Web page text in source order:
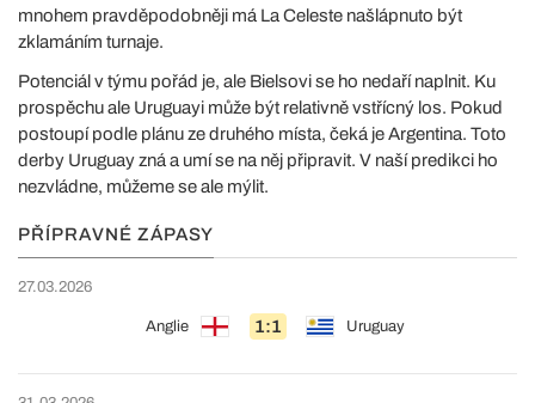
mnohem pravděpodobněji má La Celeste našlápnuto být
zklamáním turnaje.
Potenciál v týmu pořád je, ale Bielsovi se ho nedaří naplnit. Ku
prospěchu ale Uruguayi může být relativně vstřícný los. Pokud
postoupí podle plánu ze druhého místa, čeká je Argentina. Toto
derby Uruguay zná a umí se na něj připravit. V naší predikci ho
nezvládne, můžeme se ale mýlit.
PŘÍPRAVNÉ ZÁPASY
27.03.2026
Anglie 1:1 Uruguay